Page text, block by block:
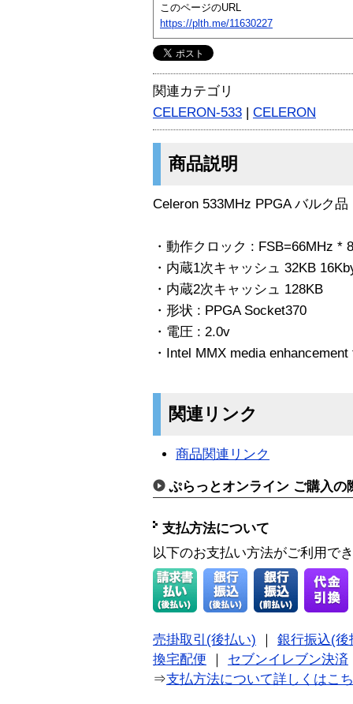
このページのURL
https://plth.me/11630227
関連カテゴリ
CELERON-533 | CELERON
商品説明
Celeron 533MHz PPGA バルク
・動作クロック : FSB=66MHz * 8
・内蔵1次キャッシュ 32KB
・内蔵2次キャッシュ 128KB
・形状 : PPGA Socket370
・電圧 : 2.0v
・Intel MMX media
関連リンク
商品関連リンク
ぷらっとオンライン ご購入の
支払方法について
以下のお支払い方法がご利用で
売掛取引(後払い)
銀行振込(後
換宅配便
セブンイレブン決済
⇒支払方法について詳しくはこ